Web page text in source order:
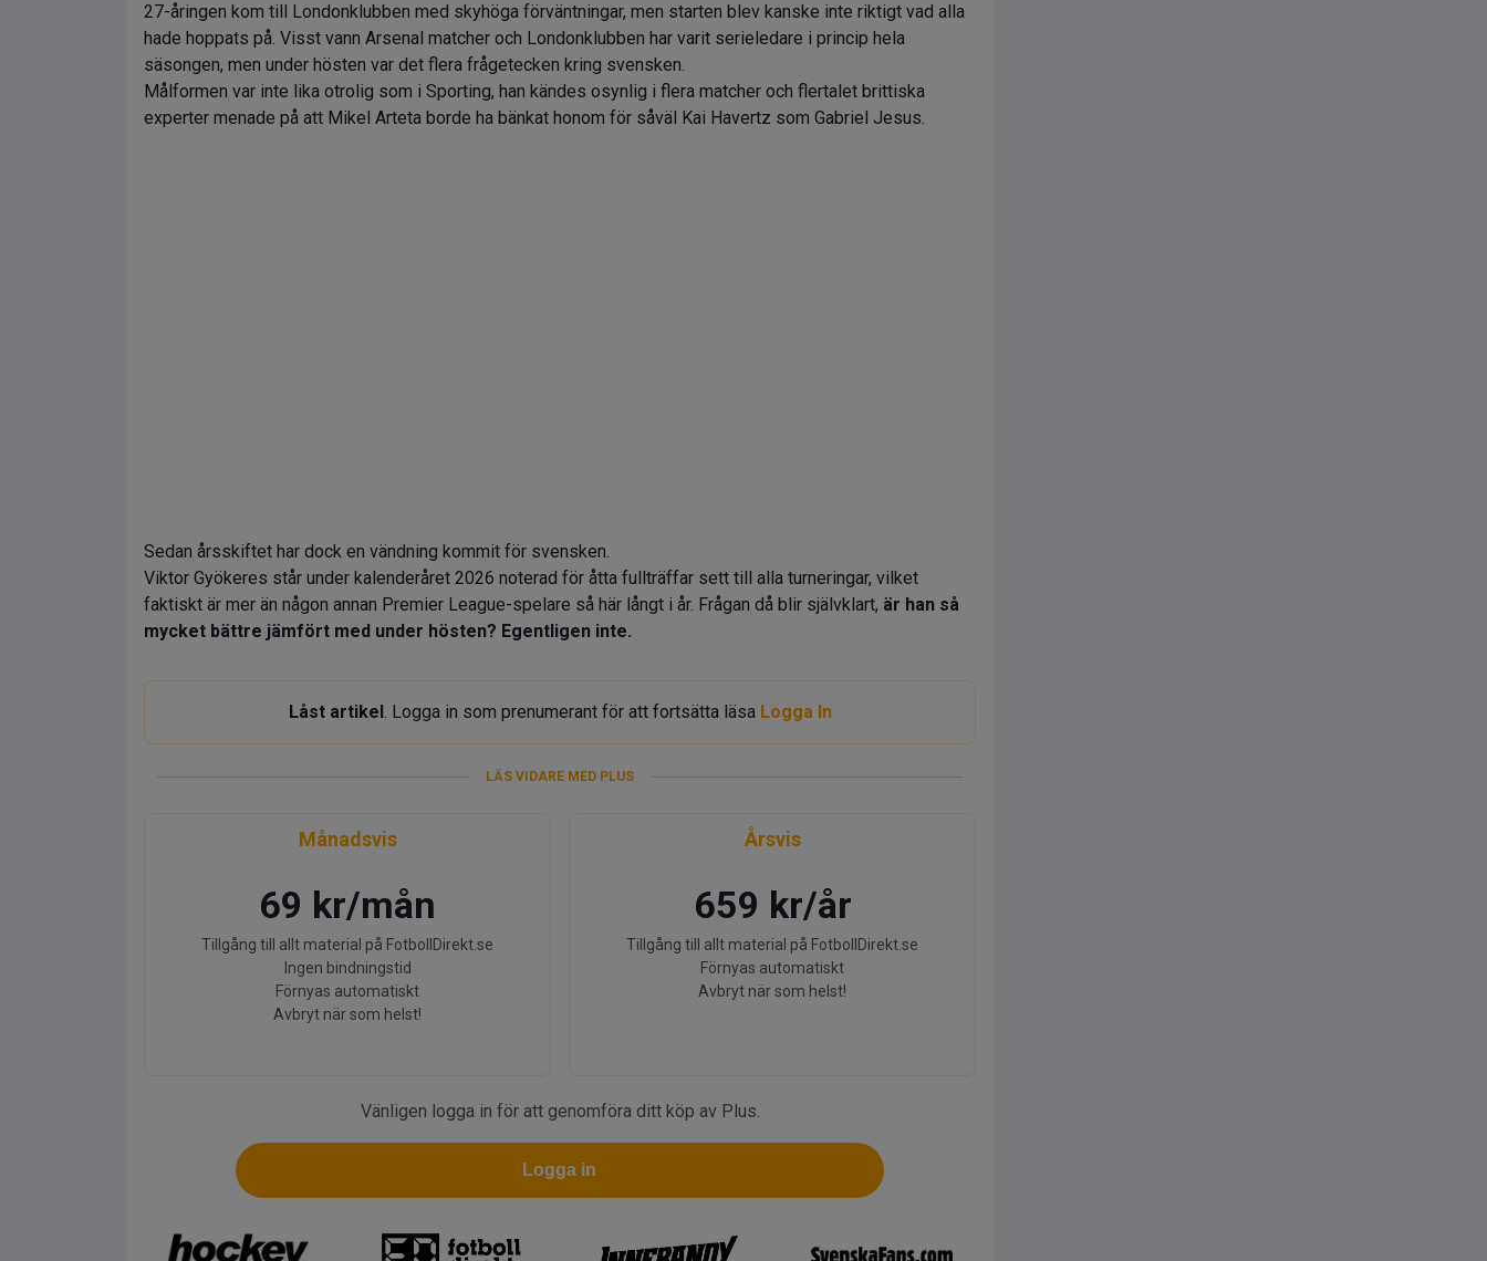
27-åringen kom till Londonklubben med skyhöga förväntningar, men starten blev kanske inte riktigt vad alla
hade hoppats på. Visst vann Arsenal matcher och Londonklubben har varit serieledare i princip hela
säsongen, men under hösten var det flera frågetecken kring svensken.
Målformen var inte lika otrolig som i Sporting, han kändes osynlig i flera matcher och flertalet brittiska
experter menade på att Mikel Arteta borde ha bänkat honom för såväl Kai Havertz som Gabriel Jesus.
Sedan årsskiftet har dock en vändning kommit för svensken.
Viktor Gyökeres står under kalenderåret 2026 noterad för åtta fullträffar sett till alla turneringar, vilket
faktiskt är mer än någon annan Premier League-spelare så här långt i år. Frågan då blir självklart, är han så
mycket bättre jämfört med under hösten? Egentligen inte.
Låst artikel. Logga in som prenumerant för att fortsätta läsa Logga In
LÄS VIDARE MED PLUS
Månadsvis
69 kr/mån
Tillgång till allt material på FotbollDirekt.se
Ingen bindningstid
Förnyas automatiskt
Avbryt när som helst!
Årsvis
659 kr/år
Tillgång till allt material på FotbollDirekt.se
Förnyas automatiskt
Avbryt när som helst!
Vänligen logga in för att genomföra ditt köp av Plus.
Logga in